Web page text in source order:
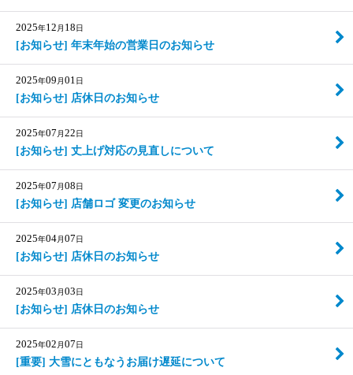
2025年12 月 18日
[お知らせ] 年末年始の営業日のお知らせ
2025年09 月01日
[お知らせ] 店休日のお知らせ
2025年07 月22日
[お知らせ] 丈上げ対応の見直しについて
2025年07 月08日
[お知らせ] 店舗ロゴ 変更のお知らせ
2025年04月07日
[お知らせ] 店休日のお知らせ
2025年03 月03日
[お知らせ] 店休日のお知らせ
2025年02 月07日
[重要] 大雪にともなうお届け遅延について